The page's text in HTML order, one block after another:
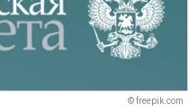
© freepik.com